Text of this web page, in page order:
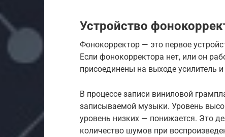
Устройство
Фонокорректор — это первое
Если фонокорректора нет, или он
присоединены на выходе усилитель
В процессе записи виниловой
записываемой музыки. Уровень
уровень низких — понижается. Это
количество шумов при